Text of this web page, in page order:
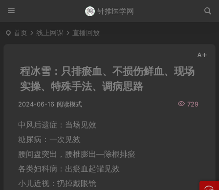
针推医学网
首页 线上网课 直播回放
程冰雪：只排瘀血、不损伤鲜血、现场
实操、特殊手法、调病思路
2024-06-16 729
阅读模式
中风后遗症：当场见效
糖尿病：一次见效
腰间盘突出，腰椎膨出—除根排瘀
各类妇科病：出瘀血起罐见效
小儿近视：扔掉戴眼镜